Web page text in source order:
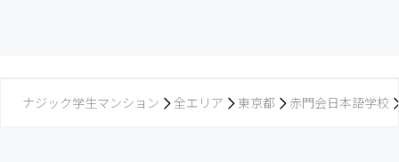
ナジック学生マンション 全エリア 東京都 赤門会日本語学校